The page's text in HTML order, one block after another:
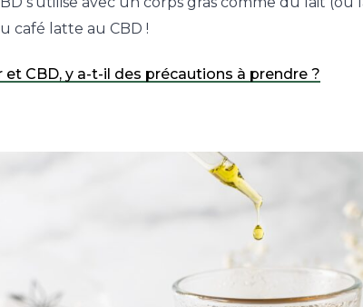
café latte au CBD !
et CBD, y a-t-il des précautions à prendre ?